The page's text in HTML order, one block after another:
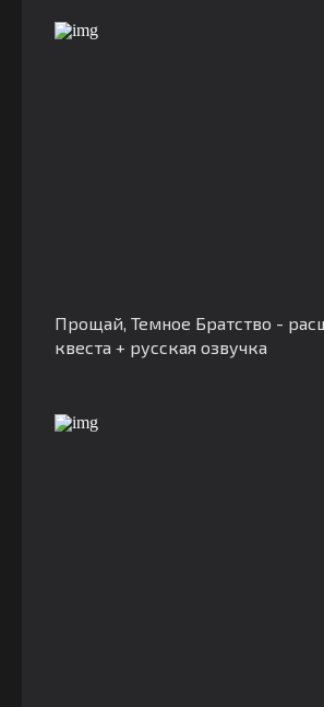
Прощай, Темное Братство -
квеста + русская озвучка